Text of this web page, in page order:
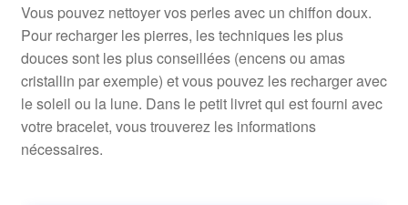
Vous pouvez nettoyer vos perles avec un chiffon doux.
Pour recharger les pierres, les techniques les plus
douces sont les plus conseillées (encens ou amas
cristallin par exemple) et vous pouvez les recharger avec
le soleil ou la lune. Dans le petit livret qui est fourni avec
votre bracelet, vous trouverez les informations
nécessaires.